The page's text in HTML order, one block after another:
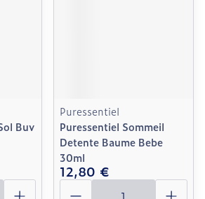
Buv
Puressentiel
Puressentiel Sommeil
Detente Baume Bebe
30ml
12,80 €
Quantité